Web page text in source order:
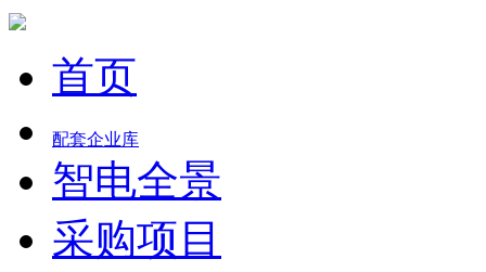
首页
配套企业库
智电全景
采购项目